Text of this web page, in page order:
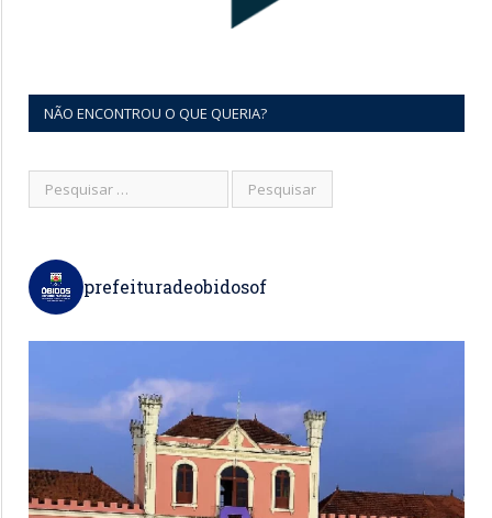
NÃO ENCONTROU O QUE QUERIA?
prefeituradeobidosof